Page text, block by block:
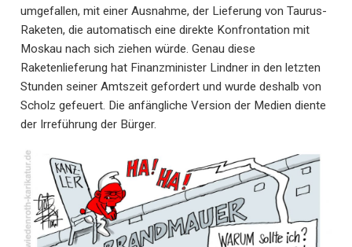
umgefallen, mit einer Ausnahme, der Lieferung von Taurus-
Raketen, die automatisch eine direkte Konfrontation mit
Moskau nach sich ziehen würde. Genau diese
Raketenlieferung hat Finanzminister Lindner in den letzten
Stunden seiner Amtszeit gefordert und wurde deshalb von
Scholz gefeuert. Die anfängliche Version der Medien diente
der Irreführung der Bürger.